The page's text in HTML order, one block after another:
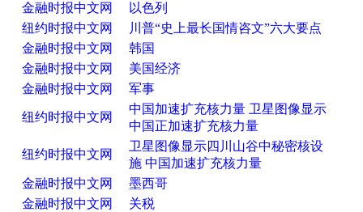
金融时报中文网
以色列
纽约时报中文网
川普“史上最长国情咨文”六大要点
金融时报中文网
韩国
金融时报中文网
美国经济
金融时报中文网
军事
纽约时报中文网
中国加速扩充核力量 卫星图像显示
中国正加速扩充核力量
纽约时报中文网
卫星图像显示四川山谷中秘密核设
施 中国加速扩充核力量
金融时报中文网
墨西哥
金融时报中文网
关税